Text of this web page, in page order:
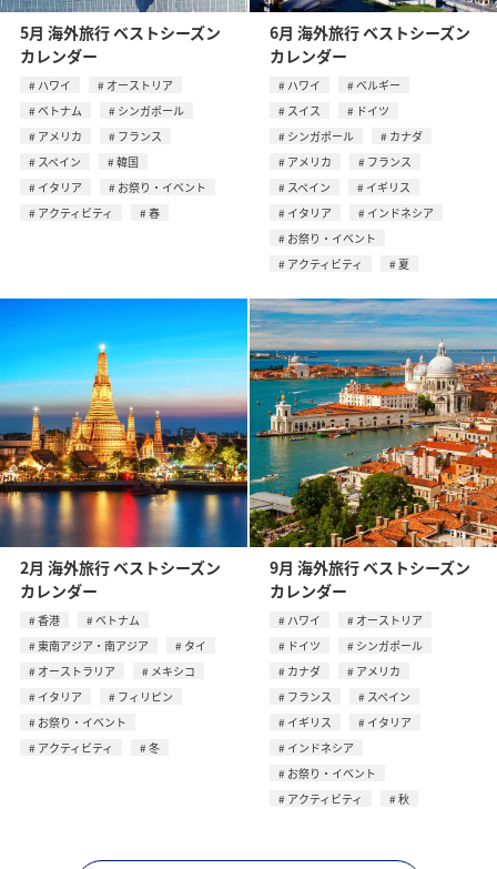
5月 海外旅行 ベストシーズン
カレンダー
ハワイ
オーストリア
ベトナム
シンガポール
アメリカ
フランス
スペイン
韓国
イタリア
お祭り・イベント
アクティビティ
春
6月 海外旅行 ベストシーズン
カレンダー
ハワイ
ベルギー
スイス
ドイツ
シンガポール
カナダ
アメリカ
フランス
スペイン
イギリス
イタリア
インドネシア
お祭り・イベント
アクティビティ
夏
2月 海外旅行 ベストシーズン
カレンダー
香港
ベトナム
東南アジア・南アジア
タイ
オーストラリア
メキシコ
イタリア
フィリピン
お祭り・イベント
アクティビティ
冬
9月 海外旅行 ベストシーズン
カレンダー
ハワイ
オーストリア
ドイツ
シンガポール
カナダ
アメリカ
フランス
スペイン
イギリス
イタリア
インドネシア
お祭り・イベント
アクティビティ
秋